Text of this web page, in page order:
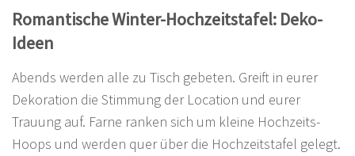
Romantische Winter-Hochzeitstafel: Deko-
Ideen
Abends werden alle zu Tisch gebeten. Greift in eurer
Dekoration die Stimmung der Location und eurer
Trauung auf. Farne ranken sich um kleine Hochzeits-
Hoops und werden quer über die Hochzeitstafel gelegt.